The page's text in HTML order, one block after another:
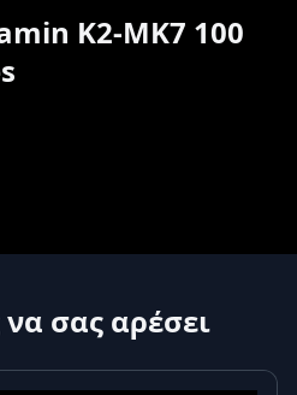
K2-MK7 100
σας αρέσει